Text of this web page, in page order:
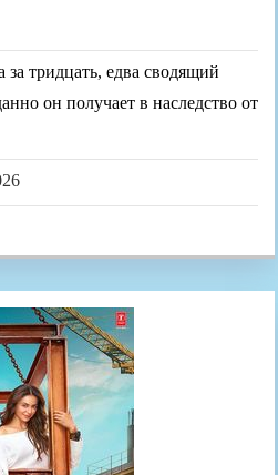
тридцать, едва сводящий
он получает в наследство от